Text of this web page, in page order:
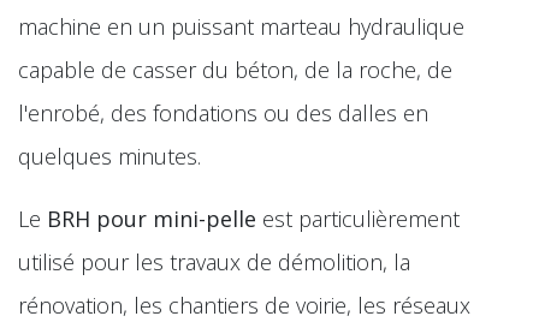
machine en un puissant marteau hydraulique
capable de casser du béton, de la roche, de
l'enrobé, des fondations ou des dalles en
quelques minutes.
Le BRH pour mini-pelle est particulièrement
utilisé pour les travaux de démolition, la
rénovation, les chantiers de voirie, les réseaux